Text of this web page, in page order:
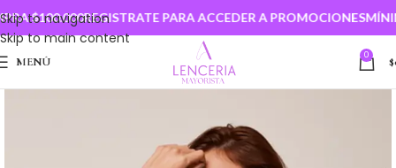
Skip to navigation
Skip to main content
$100.000REGISTRATE PARA ACCEDER A PROMOCIONES
MENÚ 0 $